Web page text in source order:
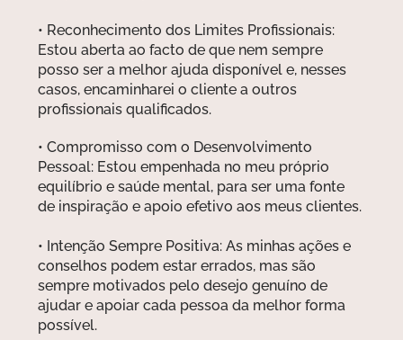
• Reconhecimento dos Limites Profissionais:
Estou aberta ao facto de que nem sempre
posso ser a melhor ajuda disponível e, nesses
casos, encaminharei o cliente a outros
profissionais qualificados.
• Compromisso com o Desenvolvimento
Pessoal: Estou empenhada no meu próprio
equilíbrio e saúde mental, para ser uma fonte
de inspiração e apoio efetivo aos meus clientes.
• Intenção Sempre Positiva: As minhas ações e
conselhos podem estar errados, mas são
sempre motivados pelo desejo genuíno de
ajudar e apoiar cada pessoa da melhor forma
possível.